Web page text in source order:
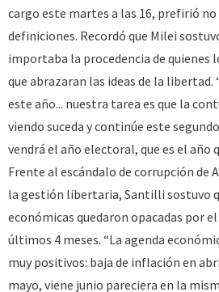
cargo este martes a las 16, prefirió
definiciones. Recordó que Milei
importaba la procedencia de quienes
que abrazaran las ideas de la libertad.
este año... nuestra tarea es que la
viendo suceda y continúe este
vendrá el año electoral, que es el año
Frente al escándalo de corrupción de
la gestión libertaria, Santilli sostuvo
económicas quedaron opacadas por
últimos 4 meses. “La agenda
muy positivos: baja de inflación en
mayo, viene junio pareciera en la